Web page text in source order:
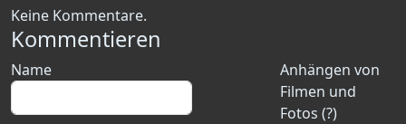
Keine Kommentare.
Kommentieren
Anhängen von
Filmen und
Fotos (?)
Name